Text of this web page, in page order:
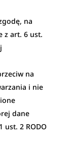
na
z art. 6 ust.
na
i nie
dane
ust. 2 RODO